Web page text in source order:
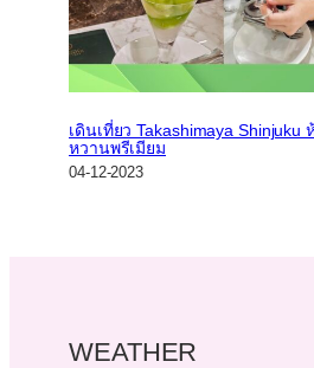
เดินเที่ยว Takashimaya
หวานพรีเมียม
04-12-2023
WEATHER